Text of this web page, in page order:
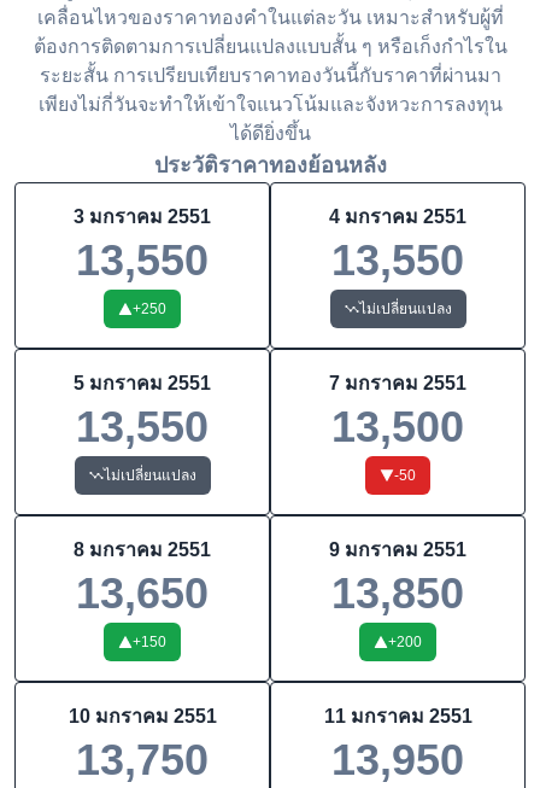
เคลื่อนไหวของราคาทองคำในแต่ละวัน เหมาะสำหรับผู้ที่
ต้องการติดตามการเปลี่ยนแปลงแบบสั้น ๆ หรือเก็งกำไรใน
ระยะสั้น การเปรียบเทียบราคาทองวันนี้กับราคาที่ผ่านมา
เพียงไม่กี่วันจะทำให้เข้าใจแนวโน้มและจังหวะการลงทุน
ได้ดียิ่งขึ้น
ประวัติราคาทองย้อนหลัง
3 มกราคม 2551
13,550
+250
4 มกราคม 2551
13,550
ไม่เปลี่ยนแปลง
5 มกราคม 2551
13,550
ไม่เปลี่ยนแปลง
7 มกราคม 2551
13,500
-50
8 มกราคม 2551
13,650
+150
9 มกราคม 2551
13,850
+200
10 มกราคม 2551
13,750
11 มกราคม 2551
13,950